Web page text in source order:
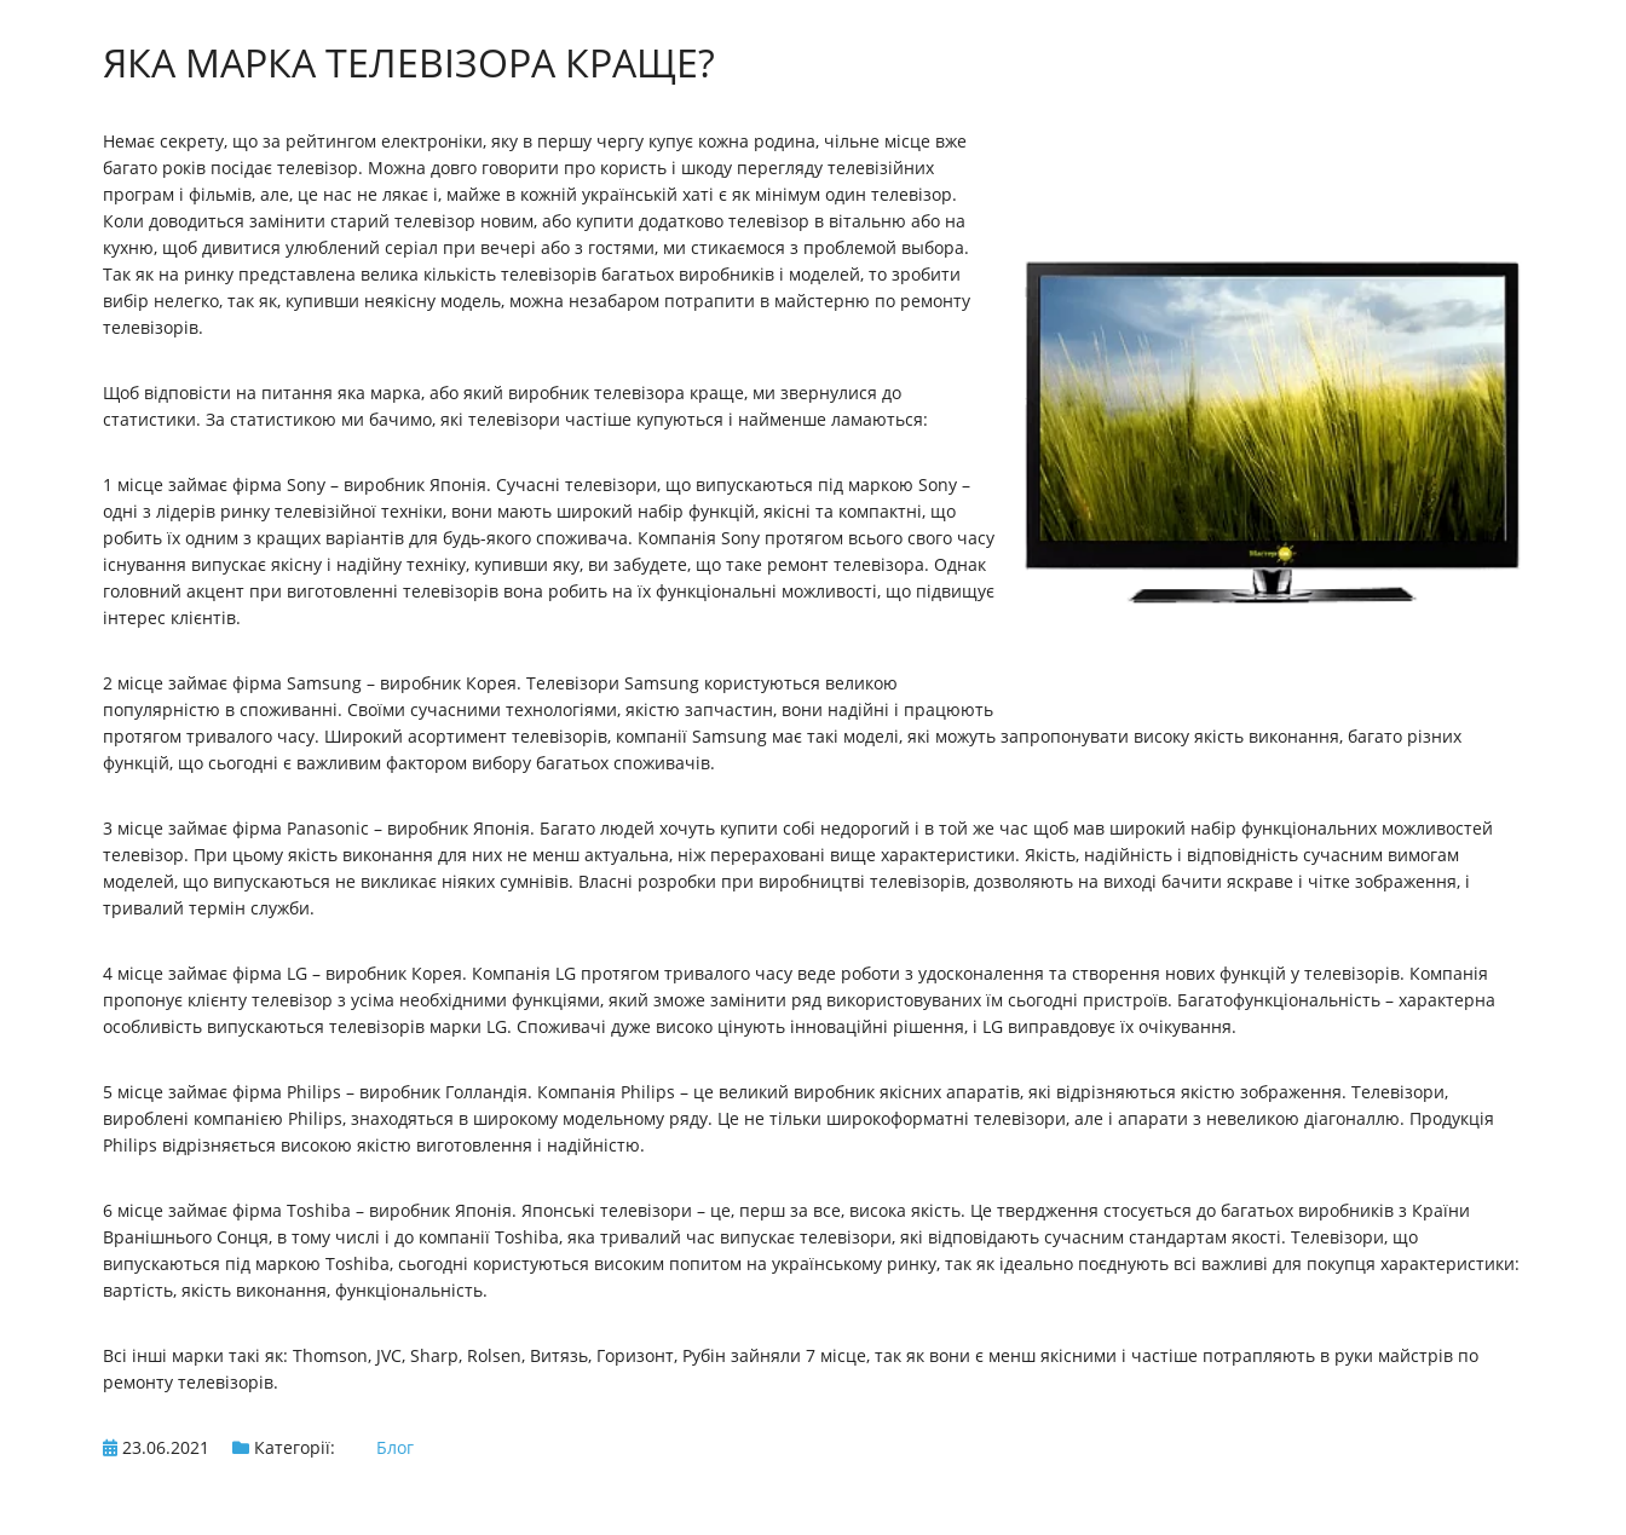
ЯКА МАРКА ТЕЛЕВІЗОРА КРАЩЕ?
Немає секрету, що за рейтингом електроніки, яку в першу чергу купує кожна родина, чільне місце вже
багато років посідає телевізор. Можна довго говорити про користь і шкоду перегляду телевізійних
програм і фільмів, але, це нас не лякає і, майже в кожній українській хаті є як мінімум один телевізор.
Коли доводиться замінити старий телевізор новим, або купити додатково телевізор в вітальню або на
кухню, щоб дивитися улюблений серіал при вечері або з гостями, ми стикаємося з проблемой выбора.
Так як на ринку представлена ​​велика кількість телевізорів багатьох виробників і моделей, то зробити
вибір нелегко, так як, купивши неякісну модель, можна незабаром потрапити в майстерню по ремонту
телевізорів.
Щоб відповісти на питання яка марка, або який виробник телевізора краще, ми звернулися до
статистики. За статистикою ми бачимо, які телевізори частіше купуються і найменше ламаються:
1 місце займає фірма Sony – виробник Японія. Сучасні телевізори, що випускаються під маркою Sony –
одні з лідерів ринку телевізійної техніки, вони мають широкий набір функцій, якісні та компактні, що
робить їх одним з кращих варіантів для будь-якого споживача. Компанія Sony протягом всього свого часу
існування випускає якісну і надійну техніку, купивши яку, ви забудете, що таке ремонт телевізора. Однак
головний акцент при виготовленні телевізорів вона робить на їх функціональні можливості, що підвищує
інтерес клієнтів.
2 місце займає фірма Samsung – виробник Корея. Телевізори Samsung користуються великою
популярністю в споживанні. Своїми сучасними технологіями, якістю запчастин, вони надійні і працюють
протягом тривалого часу. Широкий асортимент телевізорів, компанії Samsung має такі моделі, які можуть запропонувати високу якість виконання, багато різних
функцій, що сьогодні є важливим фактором вибору багатьох споживачів.
3 місце займає фірма Panasonic – виробник Японія. Багато людей хочуть купити собі недорогий і в той же час щоб мав широкий набір функціональних можливостей
телевізор. При цьому якість виконання для них не менш актуальна, ніж перераховані вище характеристики. Якість, надійність і відповідність сучасним вимогам
моделей, що випускаються не викликає ніяких сумнівів. Власні розробки при виробництві телевізорів, дозволяють на виході бачити яскраве і чітке зображення, і
тривалий термін служби.
4 місце займає фірма LG – виробник Корея. Компанія LG протягом тривалого часу веде роботи з удосконалення та створення нових функцій у телевізорів. Компанія
пропонує клієнту телевізор з усіма необхідними функціями, який зможе замінити ряд використовуваних їм сьогодні пристроїв. Багатофункціональність – характерна
особливість випускаються телевізорів марки LG. Споживачі дуже високо цінують інноваційні рішення, і LG виправдовує їх очікування.
5 місце займає фірма Philips – виробник Голландія. Компанія Philips – це великий виробник якісних апаратів, які відрізняються якістю зображення. Телевізори,
вироблені компанією Philips, знаходяться в широкому модельному ряду. Це не тільки широкоформатні телевізори, але і апарати з невеликою діагоналлю. Продукція
Philips відрізняється високою якістю виготовлення і надійністю.
6 місце займає фірма Тoshiba – виробник Японія. Японські телевізори – це, перш за все, висока якість. Це твердження стосується до багатьох виробників з Країни
Вранішнього Сонця, в тому числі і до компанії Toshiba, яка тривалий час випускає телевізори, які відповідають сучасним стандартам якості. Телевізори, що
випускаються під маркою Toshiba, сьогодні користуються високим попитом на українському ринку, так як ідеально поєднують всі важливі для покупця характеристики:
вартість, якість виконання, функціональність.
Всі інші марки такі як: Thomson, JVC, Sharp, Rolsen, Витязь, Горизонт, Рубін зайняли 7 місце, так як вони є менш якісними і частіше потрапляють в руки майстрів по
ремонту телевізорів.
23.06.2021 Категорії: Блог